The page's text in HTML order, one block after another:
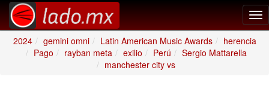
2024
gemini omni Latin American Music Awards
herencia
Pago
rayban meta exilio Perú
Sergio Mattarella
manchester city vs